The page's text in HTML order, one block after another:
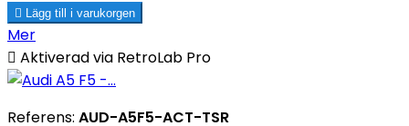
 Lägg till i varukorgen
Mer
 Aktiverad via RetroLab Pro
Referens: AUD-A5F5-ACT-TSR